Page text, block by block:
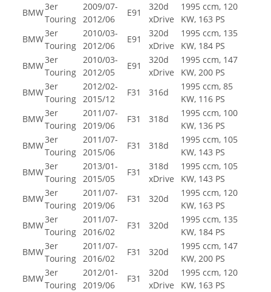
BMW
3er
Touring
2009/07-
2012/06
E91
320d
xDrive
1995 ccm, 120
KW, 163 PS
BMW
3er
Touring
2010/03-
2012/06
E91
320d
xDrive
1995 ccm, 135
KW, 184 PS
BMW
3er
Touring
2010/03-
2012/05
E91
320d
xDrive
1995 ccm, 147
KW, 200 PS
BMW
3er
Touring
2012/02-
2015/12
F31 316d
1995 ccm, 85
KW, 116 PS
BMW
3er
Touring
2011/07-
2019/06
F31 318d
1995 ccm, 100
KW, 136 PS
BMW
3er
Touring
2011/07-
2015/06
F31 318d
1995 ccm, 105
KW, 143 PS
BMW
3er
Touring
2013/01-
2015/05
F31
318d
xDrive
1995 ccm, 105
KW, 143 PS
BMW
3er
Touring
2011/07-
2019/06
F31 320d
1995 ccm, 120
KW, 163 PS
BMW
3er
Touring
2011/07-
2016/02
F31 320d
1995 ccm, 135
KW, 184 PS
BMW
3er
Touring
2011/07-
2016/02
F31 320d
1995 ccm, 147
KW, 200 PS
BMW
3er
Touring
2012/01-
2019/06
F31
320d
xDrive
1995 ccm, 120
KW, 163 PS